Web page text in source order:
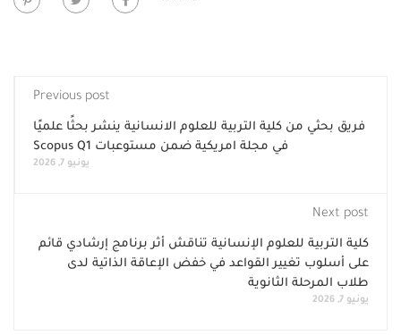
Previous post
فريق بحثي من كلية التربية للعلوم الانسانية ينشر بحثًا علميًا
في مجلة امريكية ضمن مستوعبات Scopus Q1
يونيو 7, 2026
Next post
كلية التربية للعلوم الإنسانية تناقش أثر برنامج إرشادي قائم
على أسلوب تغيير القواعد في خفض الإعاقة الذاتية لدى
طلاب المرحلة الثانوية
يونيو 7, 2026